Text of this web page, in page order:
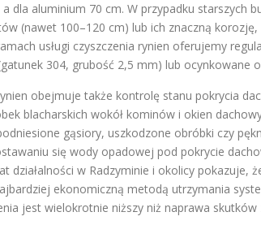
dla aluminium 70 cm. W przypadku starszych
(nawet 100–120 cm) lub ich znaczną
usługi czyszczenia rynien oferujemy
304, grubość 2,5 mm) lub ocynkowane
obejmuje także kontrolę stanu pokrycia
blacharskich wokół kominów i okien
gąsiory, uszkodzone obróbki czy
się wody opadowej pod pokrycie
działalności w Radzyminie i okolicy pokazuje,
ekonomiczną metodą utrzymania
jest wielokrotnie niższy niż naprawa skutków